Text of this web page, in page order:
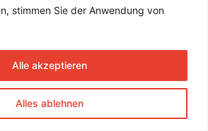
stimmen Sie der Anwendung von
Alles ablehnen
Alle akzeptieren